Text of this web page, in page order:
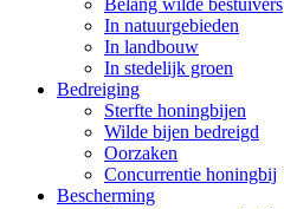
Belang wilde bestuivers
In natuurgebieden
In landbouw
In stedelijk groen
Bedreiging
Sterfte honingbijen
Wilde bijen bedreigd
Oorzaken
Concurrentie honingbij
Bescherming